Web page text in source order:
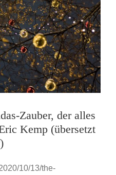
Zauber, der alles
Kemp (übersetzt
10/13/the-